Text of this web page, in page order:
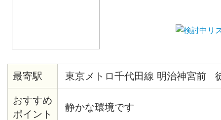
最寄駅 東京メトロ千代田線 明治神宮前
おすすめ
ポイント
静かな環境です